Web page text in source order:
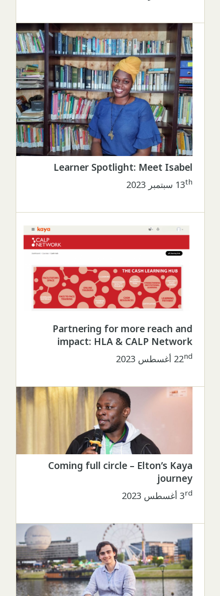
Learner Spotlight: Meet Isabel
13th سبتمبر 2023
Partnering for more reach and
impact: HLA & CALP Network
22nd أغسطس 2023
Coming full circle – Elton’s Kaya
journey
3rd أغسطس 2023